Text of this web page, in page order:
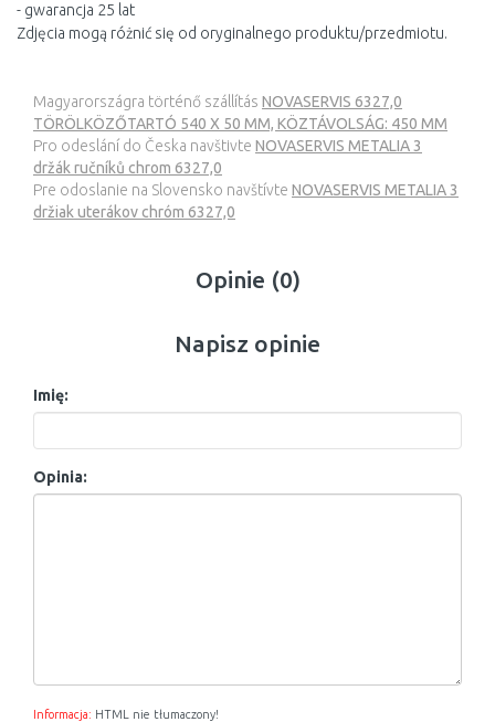
- gwarancja 25 lat
Zdjęcia mogą różnić się od oryginalnego produktu/przedmiotu.
Magyarországra történő szállítás NOVASERVIS 6327,0
TÖRÖLKÖZŐTARTÓ 540 X 50 MM, KÖZTÁVOLSÁG: 450 MM
Pro odeslání do Česka navštivte NOVASERVIS METALIA 3
držák ručníků chrom 6327,0
Pre odoslanie na Slovensko navštívte NOVASERVIS METALIA 3
držiak uterákov chróm 6327,0
Opinie (0)
Napisz opinie
Imię:
Opinia:
Informacja: HTML nie tłumaczony!